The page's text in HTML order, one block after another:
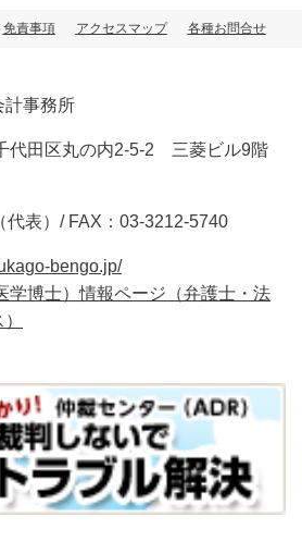
免責事項 アクセスマップ 各種お問合せ
計事務所
代田区丸の内2-5-2 三菱ビル9階
表）/ FAX：03-3212-5740
bengo.jp/
学博士）情報ページ（弁護士・法